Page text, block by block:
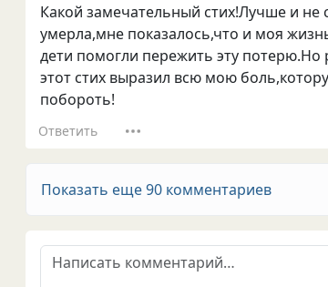
Какой замечательный стих!Лучше и
умерла,мне показалось,что и моя
дети помогли пережить эту потерю.Но
этот стих выразил всю мою
побороть!
Ответить
Показать еще 90 комментариев